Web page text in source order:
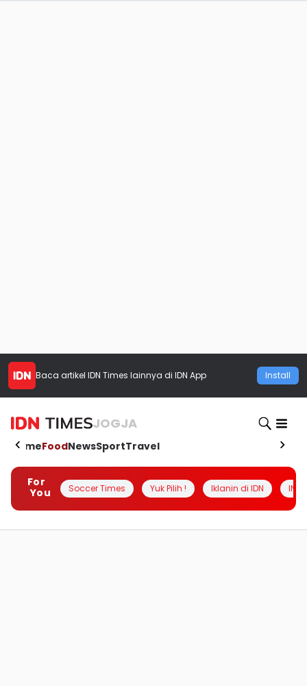
Baca artikel IDN Times lainnya di IDN App Install
JOGJA
HomeFoodNewsSportTravel
For
You
Soccer Times Yuk Pilih ! Iklanin di IDN